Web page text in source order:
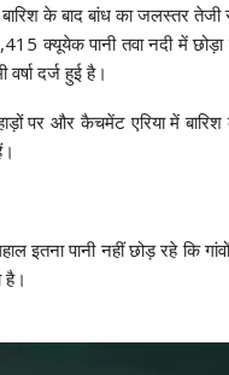
के बाद बांध का जलस्तर
क्यूयेक पानी तवा नदी में छोड़ा
दर्ज हुई है।
पर और कैचमेंट एरिया में बारिश
इतना पानी नहीं छोड़ रहे कि
है।